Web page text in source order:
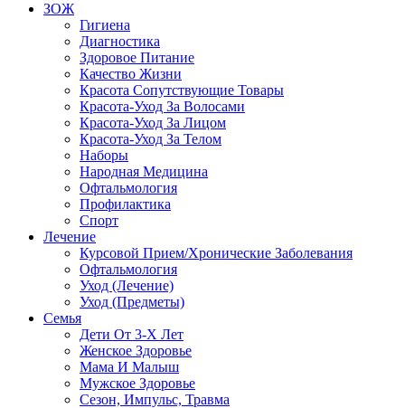
ЗОЖ
Гигиена
Диагностика
Здоровое Питание
Качество Жизни
Красота Сопутствующие Товары
Красота-Уход За Волосами
Красота-Уход За Лицом
Красота-Уход За Телом
Наборы
Народная Медицина
Офтальмология
Профилактика
Спорт
Лечение
Курсовой Прием/Хронические Заболевания
Офтальмология
Уход (Лечение)
Уход (Предметы)
Семья
Дети От 3-Х Лет
Женское Здоровье
Мама И Малыш
Мужское Здоровье
Сезон, Импульс, Травма